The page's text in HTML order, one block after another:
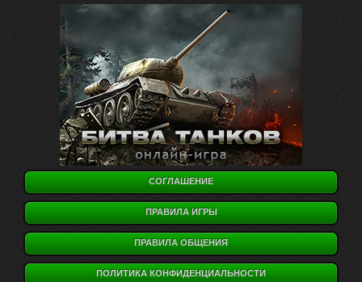
СОГЛАШЕНИЕ
ПРАВИЛА ИГРЫ
ПРАВИЛА ОБЩЕНИЯ
ПОЛИТИКА КОНФИДЕНЦИАЛЬНОСТИ